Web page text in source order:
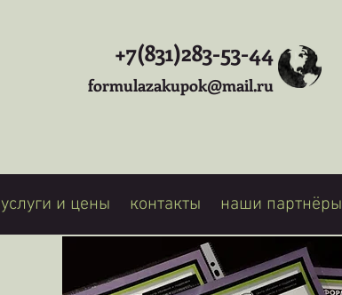
+7(831)283-53-44
formulazakupok@mail.ru
услуги и цены контакты наши партнёры